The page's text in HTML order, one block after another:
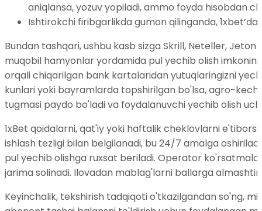
aniqlansa, yozuv yopiladi, ammo foyda hisobdan
Ishtirokchi firibgarlikda gumon qilinganda,
Bundan tashqari, ushbu kasb sizga Skrill, Neteller,
muqobil hamyonlar yordamida pul yechib olish
orqali chiqarilgan bank kartalaridan yutuqlaringizni
kunlari yoki bayramlarda topshirilgan bo'lsa, agro-
tugmasi paydo bo'ladi va foydalanuvchi yechib olish
1xBet qoidalarni, qat'iy yoki haftalik cheklovlarni
ishlash tezligi bilan belgilanadi, bu 24/7 amalga
pul yechib olishga ruxsat beriladi. Operator
jarima solinadi. Ilovadan mablag'larni ballarga
Keyinchalik, tekshirish tadqiqoti o'tkazilgandan so'ng,